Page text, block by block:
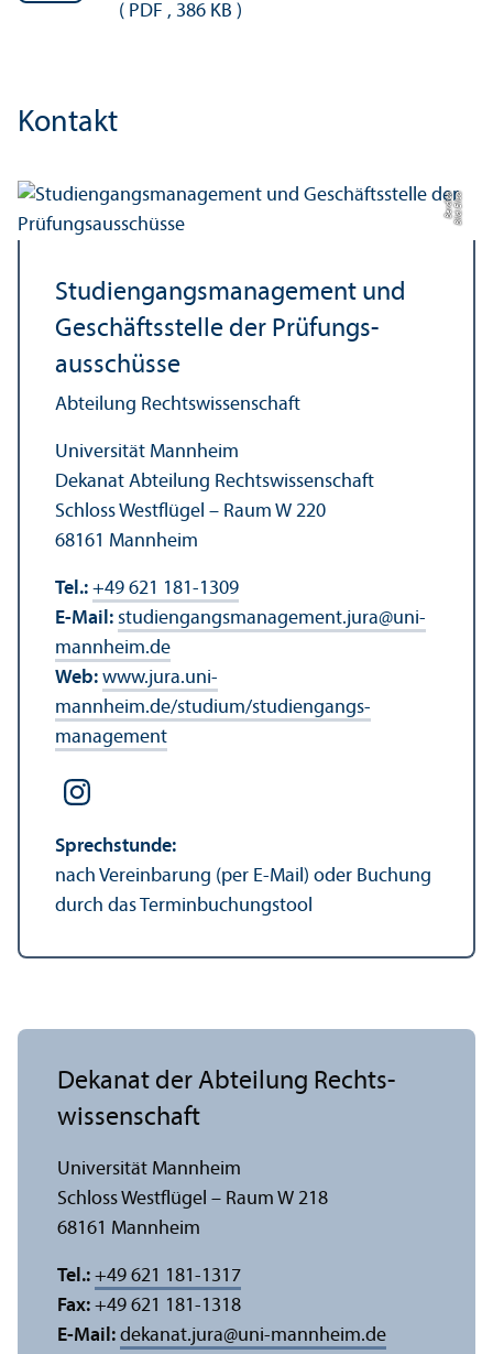
( PDF , 386 KB )
Kontakt
Bil
d:
Eli
s
a
B
e
r
di
c
a
Studien­gangs­management und
Geschäfts­stelle der Prüfungs­
ausschüsse
Abteilung Rechts­wissenschaft
Universität Mannheim
Dekanat Abteilung Rechts­wissenschaft
Schloss Westflügel – Raum W 220
68161 Mannheim
Tel.: +49 621 181-1309
E-Mail: studien­gangsmanagement.jura@uni-
mannheim.de
Web: www.jura.uni-
mannheim.de/studium/studien­gangs­
management
Sprechstunde:
nach Vereinbarung (per E-Mail) oder Buchung
durch das Terminbuchungs­tool
Dekanat der Abteilung Rechts­
wissenschaft
Universität Mannheim
Schloss Westflügel – Raum W 218
68161 Mannheim
Tel.: +49 621 181-1317
Fax: +49 621 181-1318
E-Mail: dekanat.jura@uni-mannheim.de